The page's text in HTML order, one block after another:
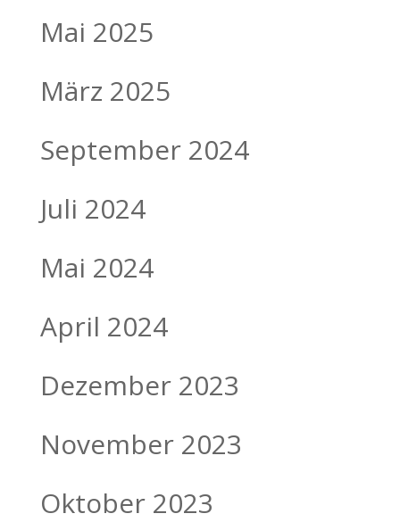
Mai 2025
März 2025
September 2024
Juli 2024
Mai 2024
April 2024
Dezember 2023
November 2023
Oktober 2023